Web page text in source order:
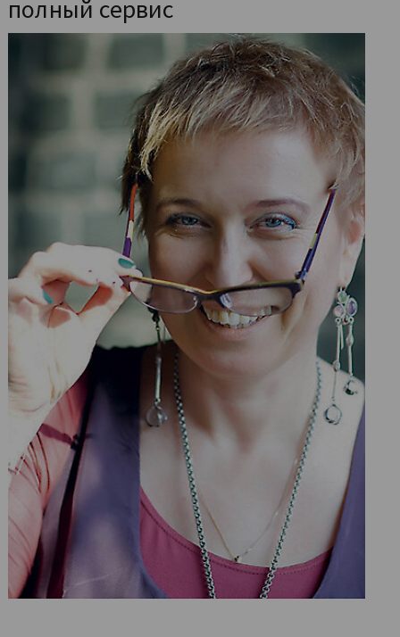
полный сервис